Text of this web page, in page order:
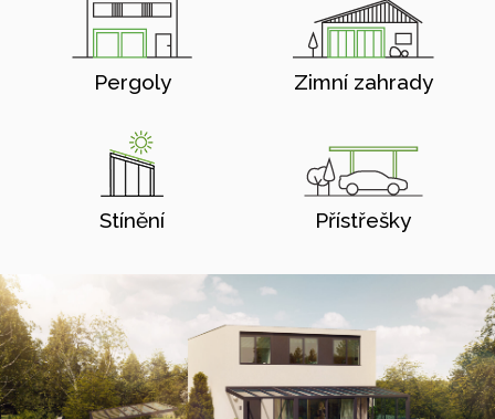
Pergoly Zimní zahrady
Stínění Přístřešky